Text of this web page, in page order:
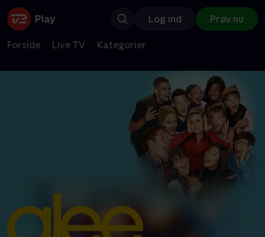
Log ind Prøv nu
Forside Live TV Kategorier